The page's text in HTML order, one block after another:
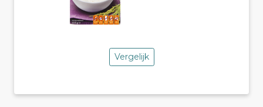
Vergelijk